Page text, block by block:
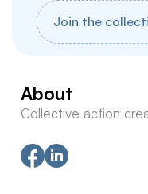
Join the
About
Collective action